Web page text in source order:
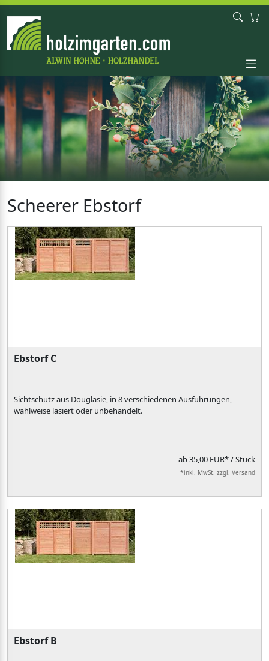
Scheerer Ebstorf
Ebstorf C
Sichtschutz aus Douglasie, in 8 verschiedenen Ausführungen,
wahlweise lasiert oder unbehandelt.
ab35,00 EUR*/ Stück
*inkl. MwSt. zzgl. Versand
Ebstorf B